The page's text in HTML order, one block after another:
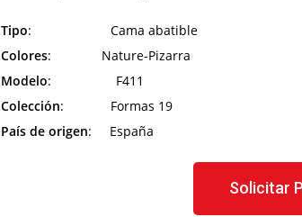
Tipo: Cama abatible
Colores: Nature-Pizarra
Modelo: F411
Colección: Formas 19
País de origen: España
Solicitar